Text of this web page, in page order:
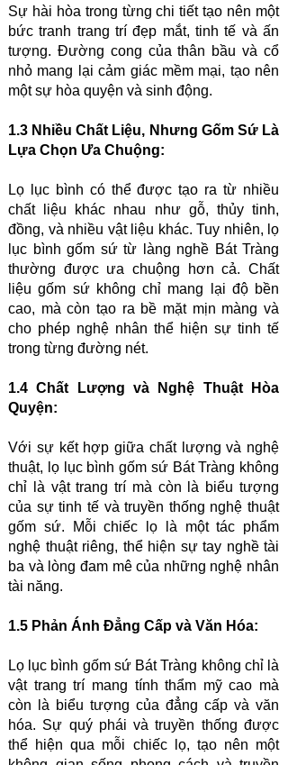
Sự hài hòa trong từng chi tiết tạo nên một
bức tranh trang trí đẹp mắt, tinh tế và ấn
tượng. Đường cong của thân bầu và cổ
nhỏ mang lại cảm giác mềm mại, tạo nên
một sự hòa quyện và sinh động.
1.3 Nhiều Chất Liệu, Nhưng Gốm Sứ Là
Lựa Chọn Ưa Chuộng:
Lọ lục bình có thể được tạo ra từ nhiều
chất liệu khác nhau như gỗ, thủy tinh,
đồng, và nhiều vật liệu khác. Tuy nhiên, lọ
lục bình gốm sứ từ làng nghề Bát Tràng
thường được ưa chuộng hơn cả. Chất
liệu gốm sứ không chỉ mang lại độ bền
cao, mà còn tạo ra bề mặt mịn màng và
cho phép nghệ nhân thể hiện sự tinh tế
trong từng đường nét.
1.4 Chất Lượng và Nghệ Thuật Hòa
Quyện:
Với sự kết hợp giữa chất lượng và nghệ
thuật, lọ lục bình gốm sứ Bát Tràng không
chỉ là vật trang trí mà còn là biểu tượng
của sự tinh tế và truyền thống nghệ thuật
gốm sứ. Mỗi chiếc lọ là một tác phẩm
nghệ thuật riêng, thể hiện sự tay nghề tài
ba và lòng đam mê của những nghệ nhân
tài năng.
1.5 Phản Ánh Đẳng Cấp và Văn Hóa:
Lọ lục bình gốm sứ Bát Tràng không chỉ là
vật trang trí mang tính thẩm mỹ cao mà
còn là biểu tượng của đẳng cấp và văn
hóa. Sự quý phái và truyền thống được
thể hiện qua mỗi chiếc lọ, tạo nên một